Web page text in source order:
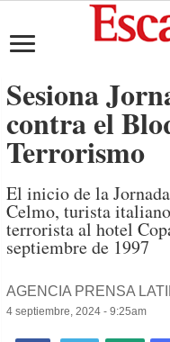
Sesiona
contra el
Terrorismo
El inicio de la
Celmo, turista
terrorista al hotel
septiembre de 1997
AGENCIA PRENSA
4 septiembre, 2024 - 9:25am